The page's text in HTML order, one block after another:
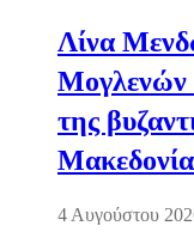
Λίνα
Μογλενών
της
4 Αυγούστου